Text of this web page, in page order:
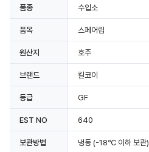
품종 수입소
품목 스페어립
원산지 호주
브랜드 킬코이
등급 GF
EST NO 640
보관방법 냉동 (-18℃ 이하 보관)